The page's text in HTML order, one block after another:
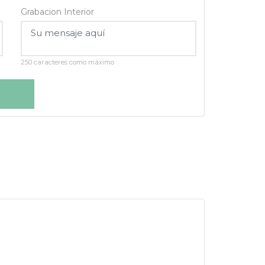
Grabacion Interior
250 caracteres como máximo